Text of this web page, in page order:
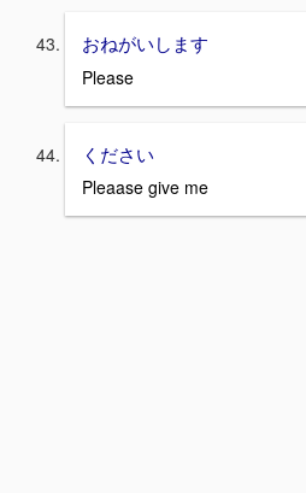
おねがいします
Please
ください
Pleaase give me